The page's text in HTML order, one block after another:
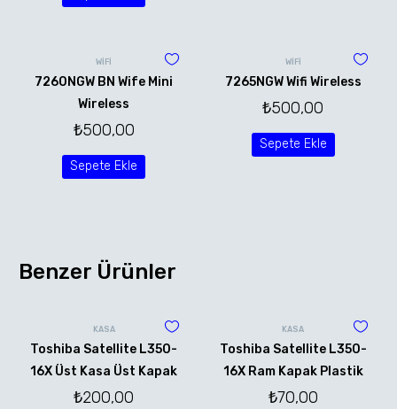
WİFİ
7260NGW BN Wife Mini
Wireless
₺500,00
Sepete Ekle
WİFİ
7265NGW Wifi Wireless
₺500,00
Sepete Ekle
Benzer Ürünler
KASA
Toshiba Satellite L350-
16X Üst Kasa Üst Kapak
₺200,00
KASA
Toshiba Satellite L350-
16X Ram Kapak Plastik
₺70,00